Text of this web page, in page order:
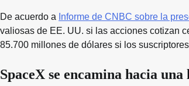
De acuerdo a Informe de CNBC sobre la
valiosas de EE. UU. si las acciones cotizan
85.700 millones de dólares si los
SpaceX se encamina hacia